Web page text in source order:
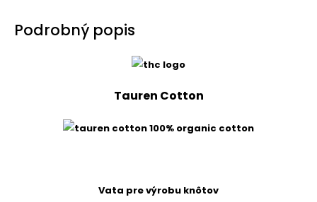
Podrobný popis
Tauren Cotton
Vata pre výrobu knôtov